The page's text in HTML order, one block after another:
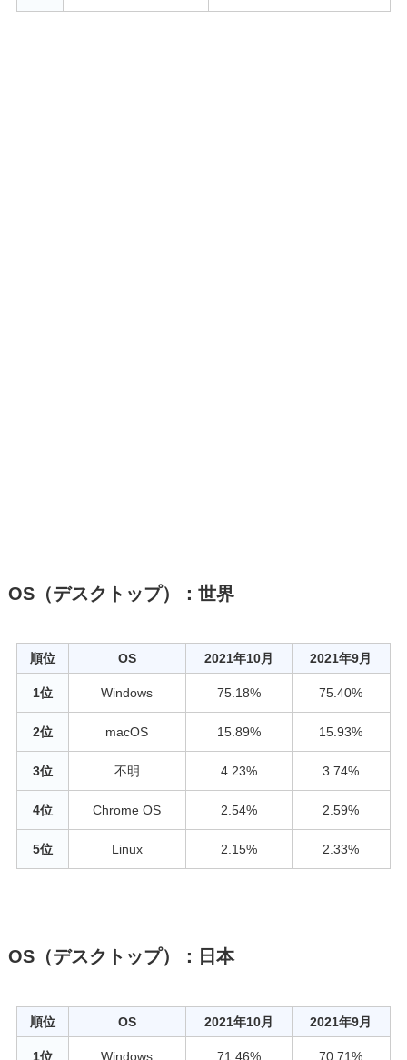
OS（デスクトップ）：世界
順位 OS 2021年10月 2021年9月
1位 Windows 75.18% 75.40%
2位 macOS 15.89% 15.93%
3位 不明 4.23% 3.74%
4位 Chrome OS 2.54% 2.59%
5位 Linux 2.15% 2.33%
OS（デスクトップ）：日本
順位 OS 2021年10月 2021年9月
1位 Windows 71.46% 70.71%